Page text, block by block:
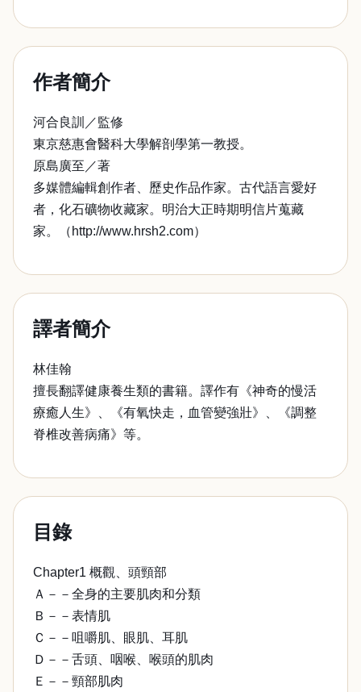
作者簡介
河合良訓／監修
東京慈惠會醫科大學解剖學第一教授。
原島廣至／著
多媒體編輯創作者、歷史作品作家。古代語言愛好
者，化石礦物收藏家。明治大正時期明信片蒐藏
家。（http://www.hrsh2.com）
譯者簡介
林佳翰
擅長翻譯健康養生類的書籍。譯作有《神奇的慢活
療癒人生》、《有氧快走，血管變強壯》、《調整
脊椎改善病痛》等。
目錄
Chapter1 概觀、頭頸部
Ａ－－全身的主要肌肉和分類
Ｂ－－表情肌
Ｃ－－咀嚼肌、眼肌、耳肌
Ｄ－－舌頭、咽喉、喉頭的肌肉
Ｅ－－頸部肌肉